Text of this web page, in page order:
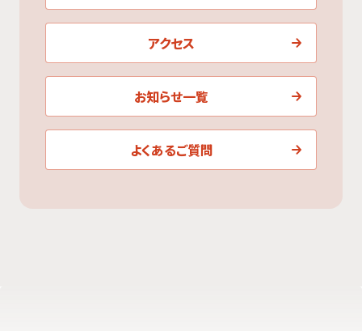
アクセス
お知らせ一覧
よくあるご質問